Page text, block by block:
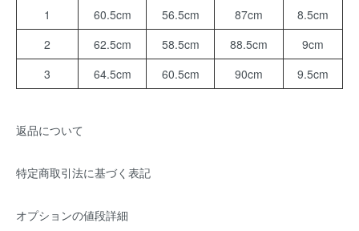
1
60.5cm 56.5cm 87cm
8.5cm
2
62.5cm 58.5cm 88.5cm
9cm
3
64.5cm 60.5cm 90cm 9.5cm
返品について
特定商取引法に基づく表記
オプションの値段詳細